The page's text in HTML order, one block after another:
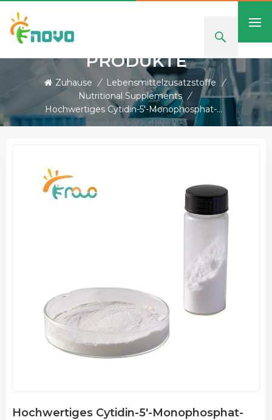
PRODUKTE
Zuhause / Lebensmittelzusatzstoffe /
Nutritional Supplements /
Hochwertiges Cytidin-5'-Monophosphat-Dinatriumsalz
Hochwertiges Cytidin-5'-Monophosphat-